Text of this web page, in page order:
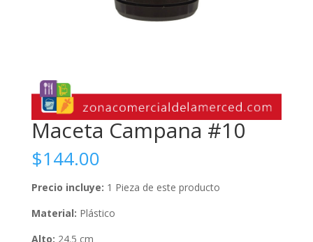
Maceta Campana #10
$144.00
Precio incluye: 1 Pieza de este producto
Material: Plástico
Alto: 24.5 cm